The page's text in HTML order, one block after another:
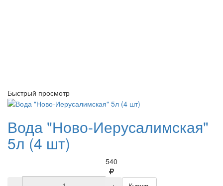
Быстрый просмотр
Вода "Ново-Иерусалимская"
5л (4 шт)
540